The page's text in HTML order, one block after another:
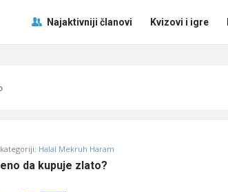
Pitaj
Učene
Najaktivniji članovi Kvizovi i igre
Halal Mekruh Haram
da kupuje zlato?